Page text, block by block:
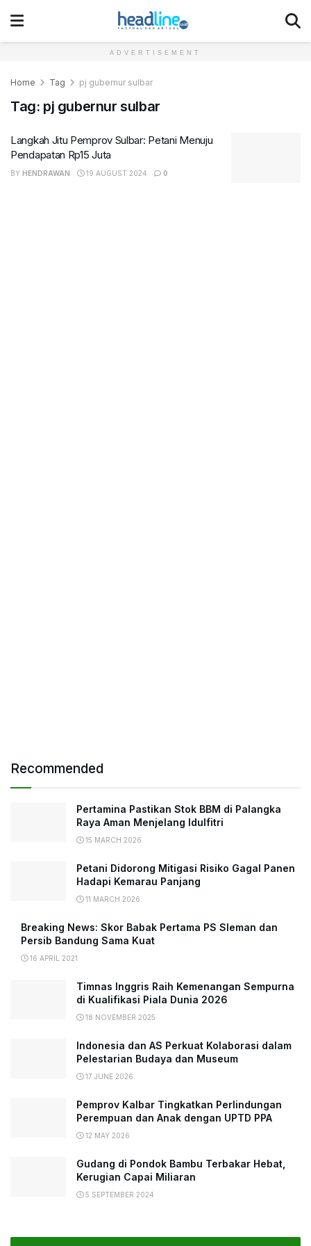
ADVERTISEMENT
Home Tag pj gubernur sulbar
Tag: pj gubernur sulbar
Langkah Jitu Pemprov Sulbar: Petani Menuju
Pendapatan Rp15 Juta
BY HENDRAWAN 19 AUGUST 2024 0
Recommended
Pertamina Pastikan Stok BBM di Palangka
Raya Aman Menjelang Idulfitri
15 MARCH 2026
Petani Didorong Mitigasi Risiko Gagal Panen
Hadapi Kemarau Panjang
11 MARCH 2026
Breaking News: Skor Babak Pertama PS Sleman dan
Persib Bandung Sama Kuat
16 APRIL 2021
Timnas Inggris Raih Kemenangan Sempurna
di Kualifikasi Piala Dunia 2026
18 NOVEMBER 2025
Indonesia dan AS Perkuat Kolaborasi dalam
Pelestarian Budaya dan Museum
17 JUNE 2026
Pemprov Kalbar Tingkatkan Perlindungan
Perempuan dan Anak dengan UPTD PPA
12 MAY 2026
Gudang di Pondok Bambu Terbakar Hebat,
Kerugian Capai Miliaran
5 SEPTEMBER 2024